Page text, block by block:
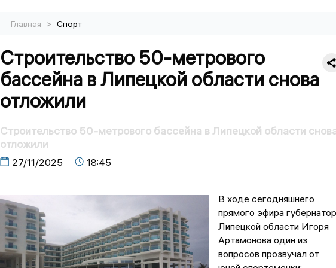
Главная > Спорт
Строительство 50-метрового
бассейна в Липецкой области снова
отложили
Строительство 50-метрового бассейна в Липецкой области
отложили
27/11/2025 18:45
В ходе сегодняшнего
прямого эфира
Липецкой области Игоря
Артамонова один из
вопросов прозвучал от